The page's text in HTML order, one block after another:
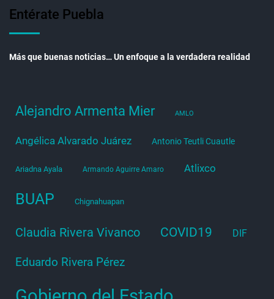
Entérate Puebla
Más que buenas noticias… Un enfoque a la verdadera realidad
Alejandro Armenta Mier AMLO
Angélica Alvarado Juárez Antonio Teutli Cuautle
Ariadna Ayala Armando Aguirre Amaro Atlixco
BUAP Chignahuapan
Claudia Rivera Vivanco COVID19 DIF
Eduardo Rivera Pérez